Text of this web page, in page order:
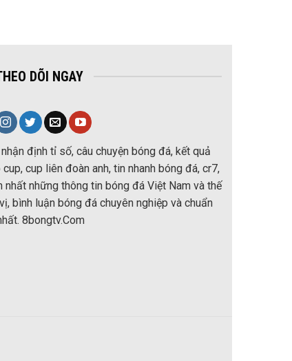
DÕI NGAY
định tỉ số, câu chuyện bóng đá, kết quả
cup liên đoàn anh, tin nhanh bóng đá, cr7,
nhất những thông tin bóng đá Việt Nam và thế
bình luận bóng đá chuyên nghiệp và chuẩn
8bongtv.Com